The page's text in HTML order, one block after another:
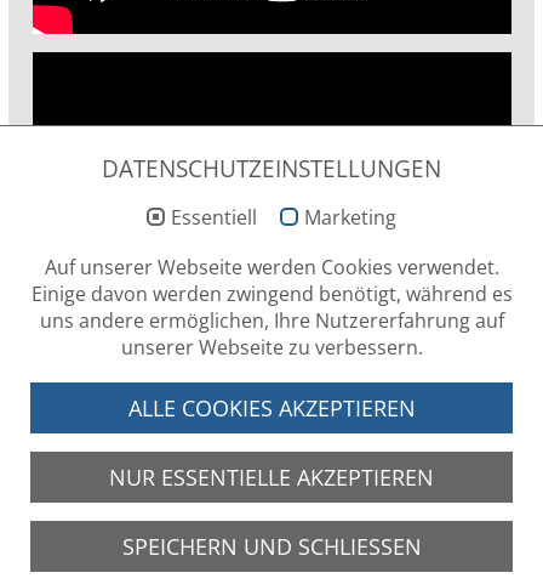
SOCIAL MEDIA
DATENSCHUTZEINSTELLUNGEN
Essentiell
Marketing
Auf unserer Webseite werden Cookies verwendet.
Einige davon werden zwingend benötigt, während es
uns andere ermöglichen, Ihre Nutzererfahrung auf
unserer Webseite zu verbessern.
ALLE COOKIES AKZEPTIEREN
NUR ESSENTIELLE AKZEPTIEREN
SPEICHERN UND SCHLIESSEN